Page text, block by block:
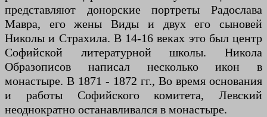
представляют донорские портреты Радослава
Мавра, его жены Виды и двух его сыновей
Николы и Страхила. В 14-16 веках это был центр
Софийской литературной школы. Никола
Образописов написал несколько икон в
монастыре. В 1871 - 1872 гг., Во время основания
и работы Софийского комитета, Левский
неоднократно останавливался в монастыре.